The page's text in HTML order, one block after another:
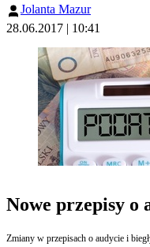
Jolanta Mazur
28.06.2017 | 10:41
Nowe przepisy o
Zmiany w przepisach o audycie i biegłych rewidentach spowodują